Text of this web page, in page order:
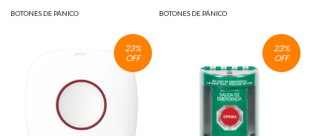
BOTONES DE PÁNICO
T3C
BOTONES DE PÁNICO
23%
OFF
23%
OFF